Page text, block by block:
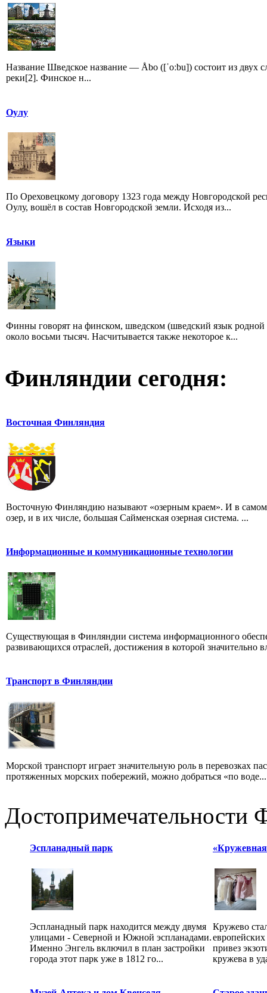
Название Шведское название — Åbo ([ˈoːbu]) состоит из двух
реки[2]. Финское н...
Оулу
По Ореховецкому договору 1323 года между Новгородской
Оулу, вошёл в состав Новгородской земли. Исходя из...
Языки
Финны говорят на финском, шведском (шведский язык родной
около восьми тысяч. Насчитывается также некоторое к...
Финляндии сегодня:
Восточная Финляндия
Восточную Финляндию называют «озерным краем». И в самом
озер, и в их числе, большая Сайменская озерная система. ...
Информационные и коммуникационные технологии
Существующая в Финляндии система информацион­ного
развивающихся отрас­лей, достижения в которой значительно
Транспорт в Финляндии
Морской транспорт играет значительную роль в перевозках
протяженных морских побережий, можно добраться «по воде...
Достопримечательности
Эспланадный парк
Эспланадный парк находится между двумя
улицами - Северной и Южной эспланадами.
Именно Энгель включил в план застройки
города этот парк уже в 1812 го...
Кружево
привез
кружева в